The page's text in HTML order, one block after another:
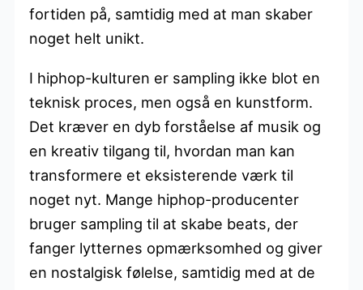
fortiden på, samtidig med at man skaber
noget helt unikt.
I hiphop-kulturen er sampling ikke blot en
teknisk proces, men også en kunstform.
Det kræver en dyb forståelse af musik og
en kreativ tilgang til, hvordan man kan
transformere et eksisterende værk til
noget nyt. Mange hiphop-producenter
bruger sampling til at skabe beats, der
fanger lytternes opmærksomhed og giver
en nostalgisk følelse, samtidig med at de